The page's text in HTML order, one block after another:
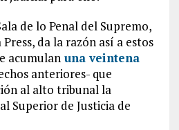
de lo Penal del Supremo,
da la razón así a estos
acumulanuna veintena
anteriores- que
al alto tribunal la
Superior de Justicia de